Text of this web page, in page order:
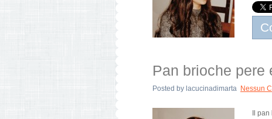
Pan brioche pere
Posted by lacucinadimarta Nessun
Il